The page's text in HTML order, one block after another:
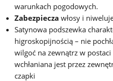
warunkach pogodowych.
Zabezpiecza włosy i
Satynowa podszewka
higroskopijnością – nie
wilgoć na zewnątrz w
wchłaniana jest przez
czapki